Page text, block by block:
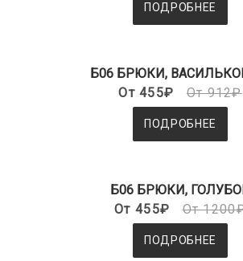
ПОДРОБНЕЕ
Б06 БРЮКИ,
От 455₽
От 912₽
ПОДРОБНЕЕ
Б06 БРЮКИ,
От 455₽
От
ПОДРОБНЕЕ